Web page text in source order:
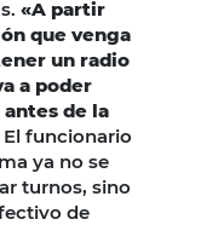
«A partir
que venga
un radio
a poder
de la
funcionario
ya no se
turnos, sino
de